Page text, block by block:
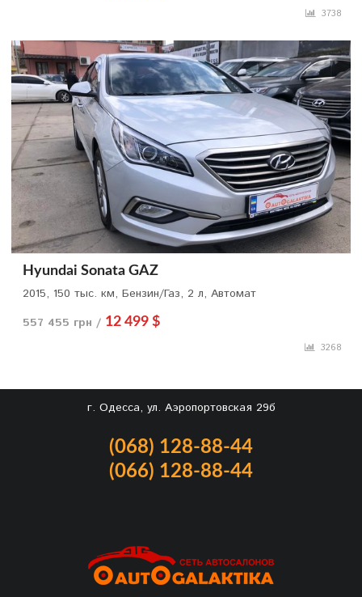
3738
Hyundai Sonata GAZ
2015, 150 тыс. км, Бензин/Газ, 2 л, Автомат
557 455 грн / 12 499 $
3268
г. Одесса, ул. Аэропортовская 29б
(068) 128-88-44
(066) 128-88-44